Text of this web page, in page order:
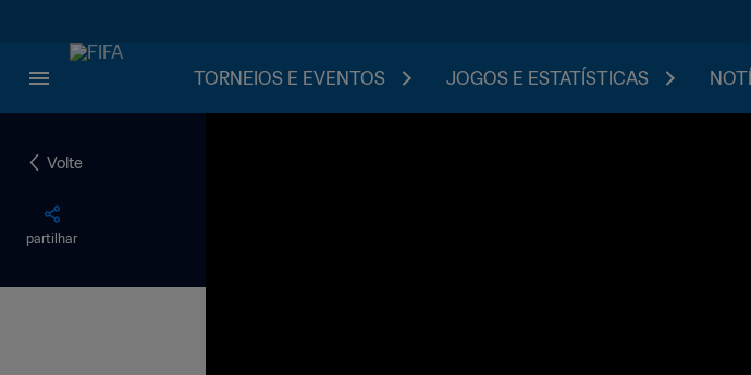
TORNEIOS E EVENTOS JOGOS E ESTATÍSTICAS
Volte
partilhar